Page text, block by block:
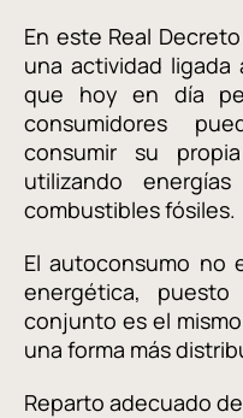
En este Real
una actividad
que hoy en día
consumidores
consumir su
utilizando
combustibles fósiles.
El autoconsumo no
energética,
conjunto es el
una forma más
Reparto adecuado